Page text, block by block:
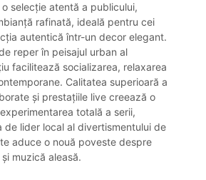
selecție atentă a publicului,
rafinată, ideală pentru cei
autentică într-un decor elegant.
reper în peisajul urban al
facilitează socializarea, relaxarea
Calitatea superioară a
și prestațiile live creează o
totală a serii,
de lider local al divertismentului de
aduce o nouă poveste despre
muzică aleasă.